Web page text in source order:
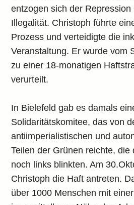
entzogen sich der
Illegalität. Christoph führte
Prozess und verteidigte die
Veranstaltung. Er wurde vom
zu einer 18-monatigen
verurteilt.
In Bielefeld gab es damals
Solidaritätskomitee, das von
antiimperialistischen und
Teilen der Grünen reichte, die
noch links blinkten. Am
Christoph die Haft antreten.
über 1000 Menschen mit